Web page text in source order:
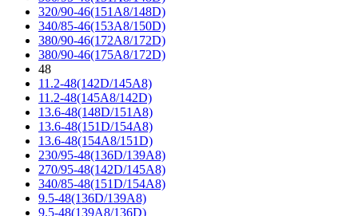
320/90-46(151A8/148D)
340/85-46(153A8/150D)
380/90-46(172A8/172D)
380/90-46(175A8/172D)
48
11.2-48(142D/145A8)
11.2-48(145A8/142D)
13.6-48(148D/151A8)
13.6-48(151D/154A8)
13.6-48(154A8/151D)
230/95-48(136D/139A8)
270/95-48(142D/145A8)
340/85-48(151D/154A8)
9.5-48(136D/139A8)
9.5-48(139A8/136D)